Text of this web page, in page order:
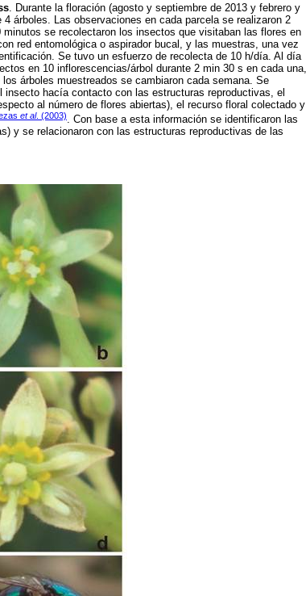
. Durante la floración (agosto y septiembre de 2013 y febrero y
árboles. Las observaciones en cada parcela se realizaron 2
se recolectaron los insectos que visitaban las flores en
red entomológica o aspirador bucal, y las muestras, una vez
Se tuvo un esfuerzo de recolecta de 10 h/día. Al día
en 10 inflorescencias/árbol durante 2 min 30 s en cada una,
árboles muestreados se cambiaron cada semana. Se
hacía contacto con las estructuras reproductivas, el
al número de flores abiertas), el recurso floral colectado y
et al. (2003)
. Con base a esta información se identificaron las
y se relacionaron con las estructuras reproductivas de las